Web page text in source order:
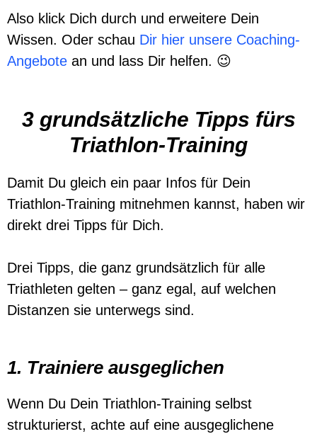
Also klick Dich durch und erweitere Dein
Wissen. Oder schau Dir hier unsere Coaching-
Angebote an und lass Dir helfen. 😉
3 grundsätzliche Tipps fürs
Triathlon-Training
Damit Du gleich ein paar Infos für Dein
Triathlon-Training mitnehmen kannst, haben wir
direkt drei Tipps für Dich.
Drei Tipps, die ganz grundsätzlich für alle
Triathleten gelten – ganz egal, auf welchen
Distanzen sie unterwegs sind.
1. Trainiere ausgeglichen
Wenn Du Dein Triathlon-Training selbst
strukturierst, achte auf eine ausgeglichene